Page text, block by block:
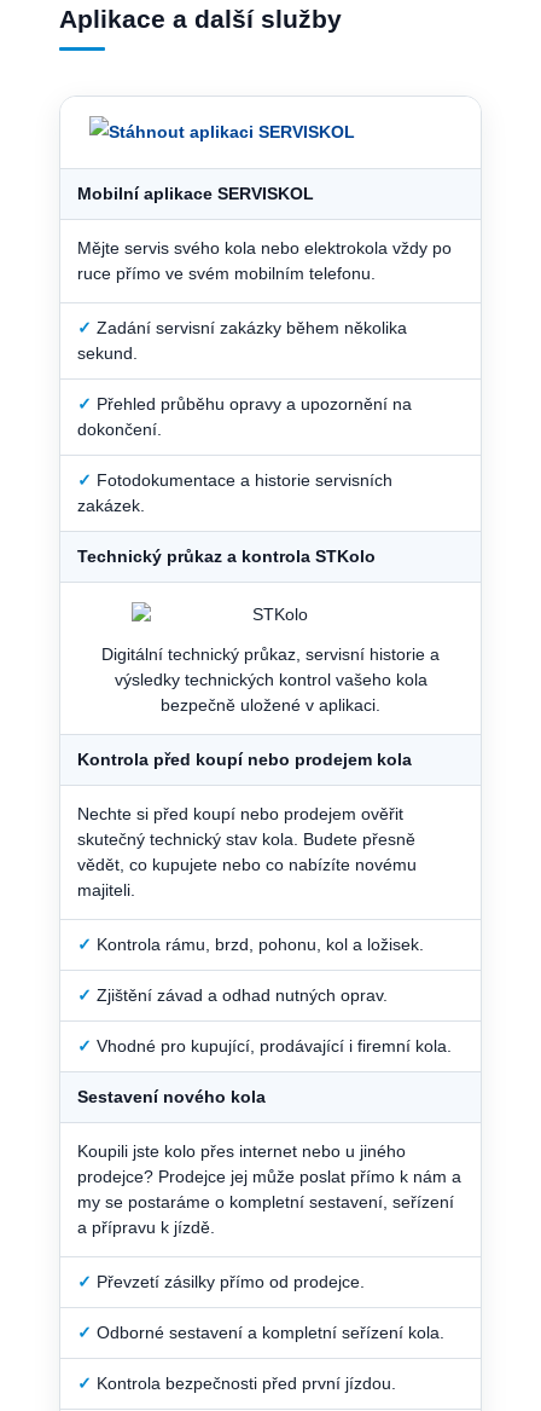
Aplikace a další služby
Mobilní aplikace SERVISKOL
Mějte servis svého kola nebo elektrokola vždy po
ruce přímo ve svém mobilním telefonu.
✓ Zadání servisní zakázky během několika
sekund.
✓ Přehled průběhu opravy a upozornění na
dokončení.
✓ Fotodokumentace a historie servisních
zakázek.
Technický průkaz a kontrola STKolo
Digitální technický průkaz, servisní historie a
výsledky technických kontrol vašeho kola
bezpečně uložené v aplikaci.
Kontrola před koupí nebo prodejem kola
Nechte si před koupí nebo prodejem ověřit
skutečný technický stav kola. Budete přesně
vědět, co kupujete nebo co nabízíte novému
majiteli.
✓ Kontrola rámu, brzd, pohonu, kol a ložisek.
✓ Zjištění závad a odhad nutných oprav.
✓ Vhodné pro kupující, prodávající i firemní kola.
Sestavení nového kola
Koupili jste kolo přes internet nebo u jiného
prodejce? Prodejce jej může poslat přímo k nám a
my se postaráme o kompletní sestavení, seřízení
a přípravu k jízdě.
✓ Převzetí zásilky přímo od prodejce.
✓ Odborné sestavení a kompletní seřízení kola.
✓ Kontrola bezpečnosti před první jízdou.